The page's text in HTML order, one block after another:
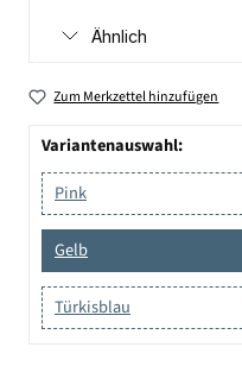
Ähnlich
Zum Merkzettel hinzufügen
Variantenauswahl:
Pink
Gelb
Türkisblau